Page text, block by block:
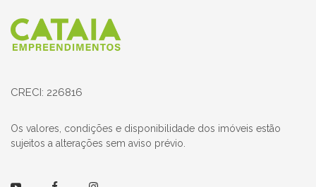
Página inicial
CRECI: 226816
Os valores, condições e disponibilidade dos imóveis estão
sujeitos a alterações sem aviso prévio.